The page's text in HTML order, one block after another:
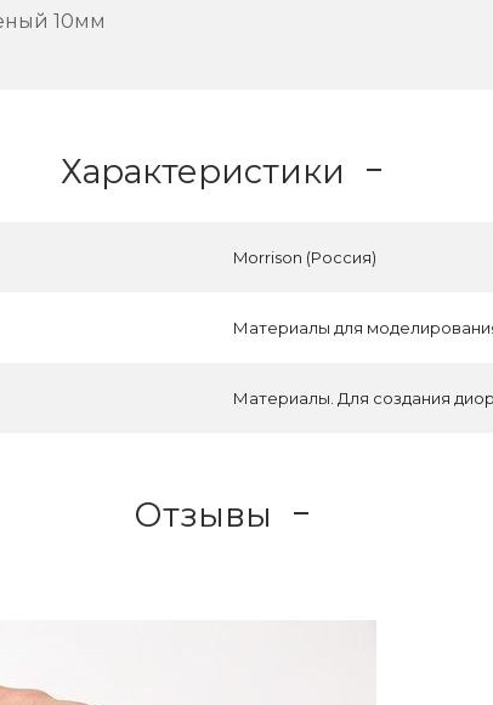
10мм
Характеристики
Morrison (Россия)
Материалы для
Материалы. Для создания
Отзывы